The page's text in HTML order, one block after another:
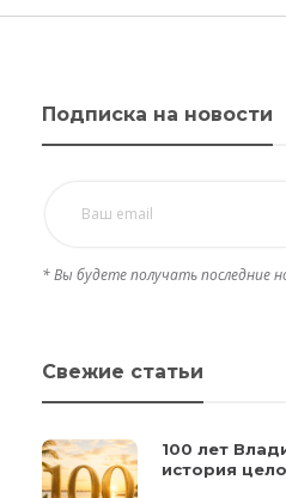
Подписка на новости
* Вы будете получать последние
Свежие статьи
100 лет
история